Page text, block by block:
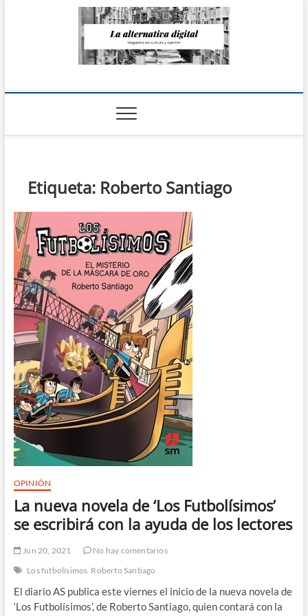
La Alternativa
Etiqueta: Roberto Santiago
OPINIÓN
La nueva novela de ‘Los Futbolísimos’
se escribirá con la ayuda de los lectores
Jun 20, 2021
No hay comentarios
Los futbolísimos Roberto Santiago
El diario AS publica este viernes el inicio de la nueva novela de
‘Los Futbolísimos’, de Roberto Santiago, quien contará con la